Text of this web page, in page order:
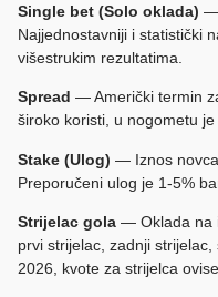
Single bet (Solo oklada) —
Najjednostavniji i statistički
višestrukim rezultatima.
Spread — Američki termin
široko koristi, u nogometu je
Stake (Ulog) — Iznos novca
Preporučeni ulog je 1-5%
Strijelac gola — Oklada na
prvi strijelac, zadnji
2026, kvote za strijelca